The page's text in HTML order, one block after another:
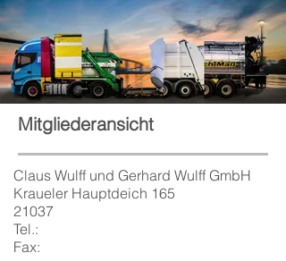
Mitgliederansicht
Claus Wulff und Gerhard Wulff GmbH
Kraueler Hauptdeich 165
21037
Tel.:
Fax: